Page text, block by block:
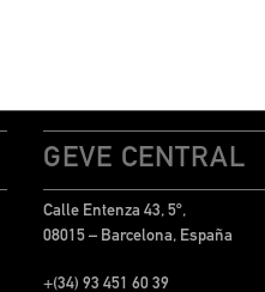
GEVE CENTRAL
Calle Entenza 43, 5º,
08015 – Barcelona, España
+(34) 93 451 60 39